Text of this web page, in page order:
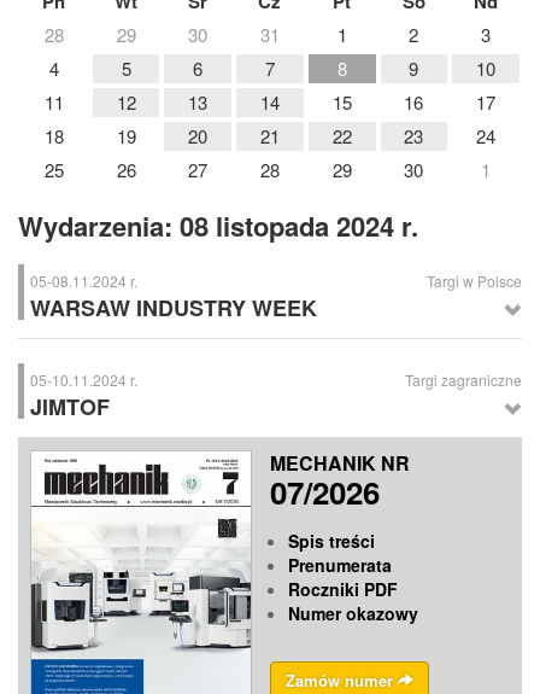
28 29 30 31 1 2
3
4
5 6 7 8 9
10
11
12 13 14 15 16
17
18
19 20 21 22 23
24
25
26 27 28 29 30 1
Wydarzenia: 08 listopada 2024 r.
05-08.11.2024 r. Targi w Polsce
WARSAW INDUSTRY WEEK
WARSAW INDUSTRY WEEK– Międzynarodowe Targi Innowacyjnych
Rozwiązań Przemysłowych, Nadarzyn k. Warszawy
05-10.11.2024 r. Targi zagraniczne
JIMTOF
JIMTOF– Międzynarodowe Targi Obrabiarkowe, Tokio (Japonia)
MECHANIK NR
07/2026
Spis treści
Prenumerata
Roczniki PDF
Numer okazowy
Zamów numer